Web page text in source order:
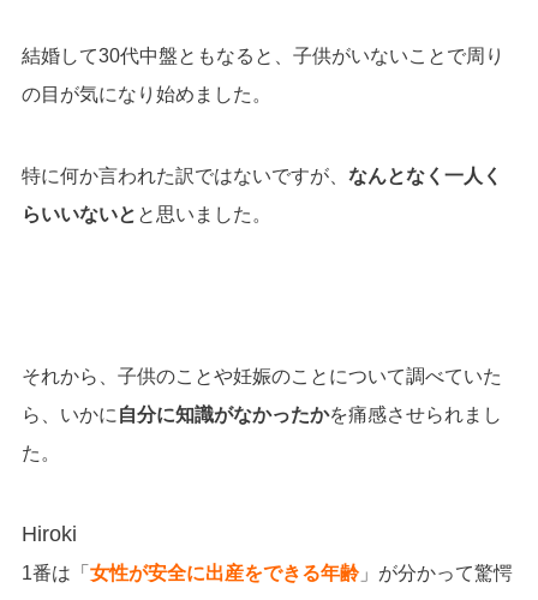
結婚して30代中盤ともなると、子供がいないことで周り
の目が気になり始めました。
特に何か言われた訳ではないですが、 なんとなく一人く
らいいないと と思いました。
それから、子供のことや妊娠のことについて調べていた
ら、いかに自分に知識がなかったかを痛感させられまし
た。
Hiroki
1番は「 女性が安全に出産をできる年齢」が分かって驚愕